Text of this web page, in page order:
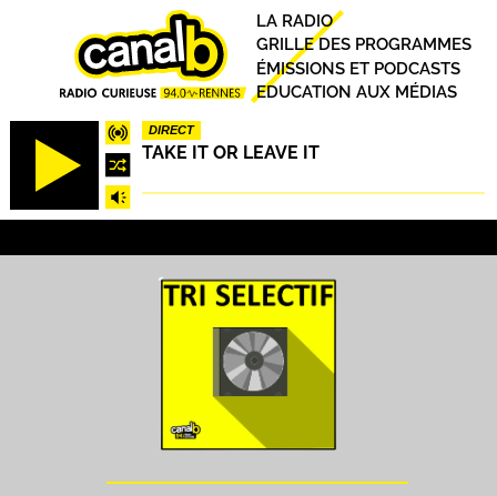
DIRECT
TAKE IT OR LEAVE IT
Principal
LA RADIO
GRILLE DES PROGRAMMES
ÉMISSIONS ET PODCASTS
EDUCATION AUX MÉDIAS